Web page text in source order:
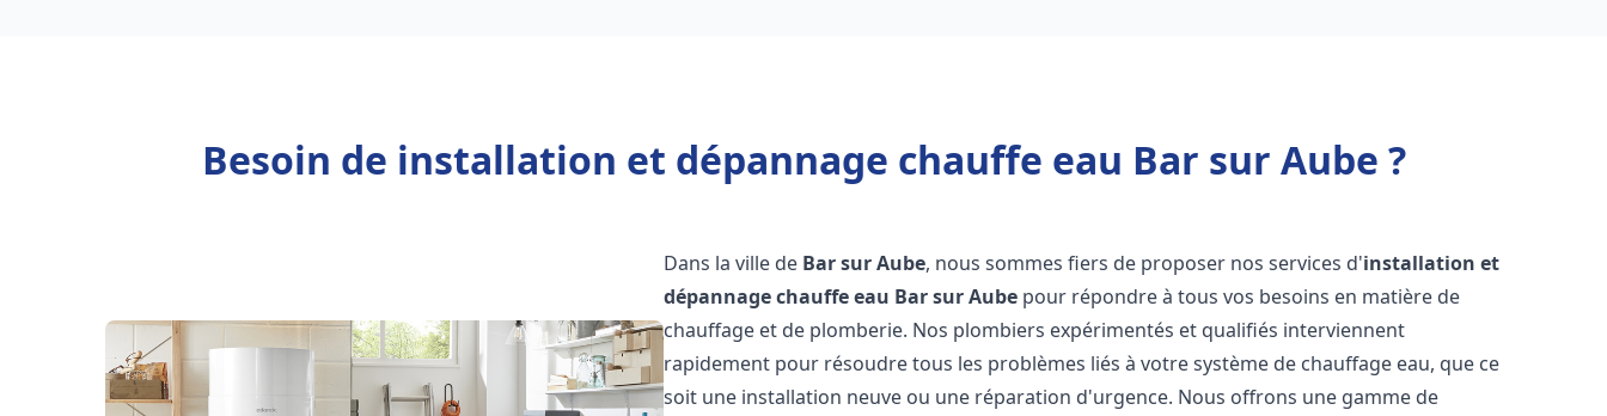
Besoin de installation et dépannage chauffe eau Bar sur Aube ?
Dans la ville de Bar sur Aube, nous sommes fiers de proposer nos services d'installation et
dépannage chauffe eau Bar sur Aube pour répondre à tous vos besoins en matière de
chauffage et de plomberie. Nos plombiers expérimentés et qualifiés interviennent
rapidement pour résoudre tous les problèmes liés à votre système de chauffage eau, que ce
soit une installation neuve ou une réparation d'urgence. Nous offrons une gamme de